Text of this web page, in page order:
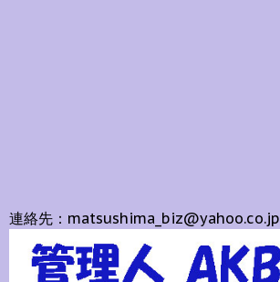
連絡先：matsushima_biz@yahoo.co.jp